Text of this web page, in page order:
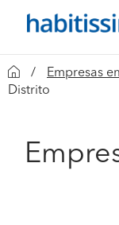
Empresas
Distrito